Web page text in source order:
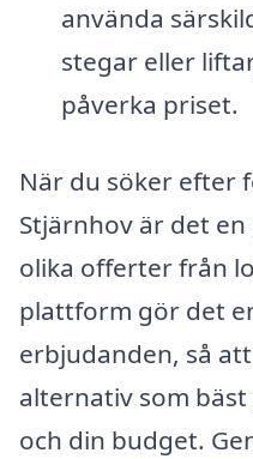
använda
stegar eller
påverka priset.
När du söker efter
Stjärnhov är det
olika offerter från
plattform gör det
erbjudanden, så
alternativ som
och din budget.